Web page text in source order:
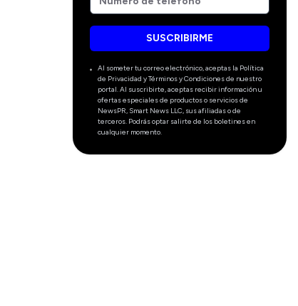
SUSCRIBIRME
Al someter tu correo electrónico, aceptas la Política
de Privacidad y Términos y Condiciones de nuestro
portal. Al suscribirte, aceptas recibir información u
ofertas especiales de productos o servicios de
NewsPR, Smart News LLC, sus afiliadas o de
terceros. Podrás optar salirte de los boletines en
cualquier momento.